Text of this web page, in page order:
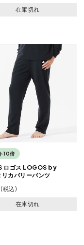
在庫切れ
10倍
ロゴス LOGOS by
リカバリーパンツ
税込
在庫切れ